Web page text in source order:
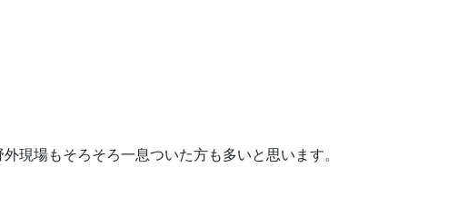
現場もそろそろ一息ついた方も多いと思います。